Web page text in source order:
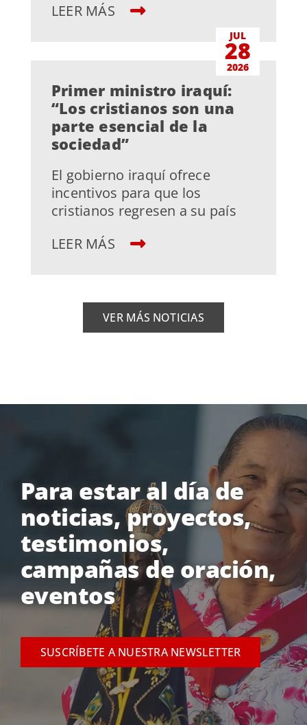
LEER MÁS
JUL
28
2026
Primer ministro iraquí:
“Los cristianos son una
parte esencial de la
sociedad”
El gobierno iraquí ofrece
incentivos para que los
cristianos regresen a su país
LEER MÁS
VER MÁS NOTICIAS
Para estar al día de
noticias, proyectos,
testimonios,
campañas de oración,
eventos
SUSCRÍBETE A NUESTRA NEWSLETTER